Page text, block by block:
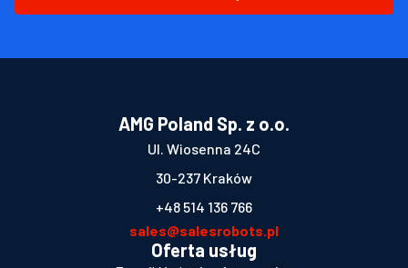
AMG Poland Sp. z o.o.
Ul. Wiosenna 24C
30-237 Kraków
+48 514 136 766
sales@salesrobots.pl
Oferta usług